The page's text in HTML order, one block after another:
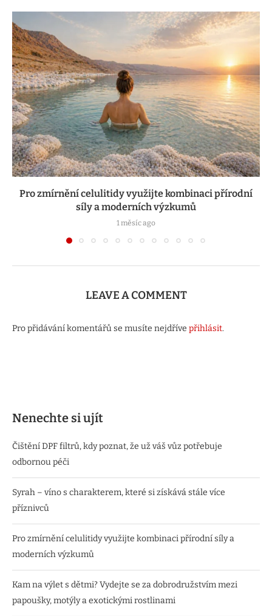
Pro zmírnění celulitidy využijte kombinaci přírodní
síly a moderních výzkumů
1 měsíc ago
LEAVE A COMMENT
Pro přidávání komentářů se musíte nejdříve přihlásit.
Nenechte si ujít
Čištění DPF filtrů, kdy poznat, že už váš vůz potřebuje
odbornou péči
Syrah – víno s charakterem, které si získává stále více
příznivců
Pro zmírnění celulitidy využijte kombinaci přírodní síly a
moderních výzkumů
Kam na výlet s dětmi? Vydejte se za dobrodružstvím mezi
papoušky, motýly a exotickými rostlinami